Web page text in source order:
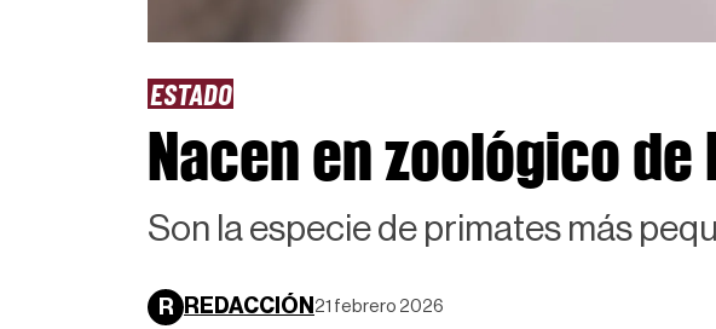
ESTADO
Nacen en zoológico
Son la especie de primates más
R REDACCIÓN 21 febrero 2026